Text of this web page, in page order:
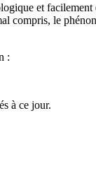
et
compris, le
:
à ce jour.